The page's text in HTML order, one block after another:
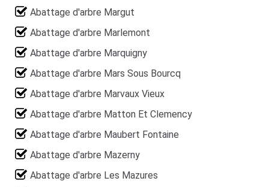
Abattage d'arbre Margut
Abattage d'arbre Marlemont
Abattage d'arbre Marquigny
Abattage d'arbre Mars Sous Bourcq
Abattage d'arbre Marvaux Vieux
Abattage d'arbre Matton Et Clemency
Abattage d'arbre Maubert Fontaine
Abattage d'arbre Mazerny
Abattage d'arbre Les Mazures